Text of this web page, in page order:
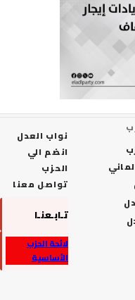
نواب العدل
انضم الي
تواصل معنا
تـابـعنـا
لائحة الحزب
الأساسية